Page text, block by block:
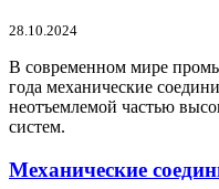
28.10.2024
В современном мире
года механические
неотъемлемой частью
систем.
Механические